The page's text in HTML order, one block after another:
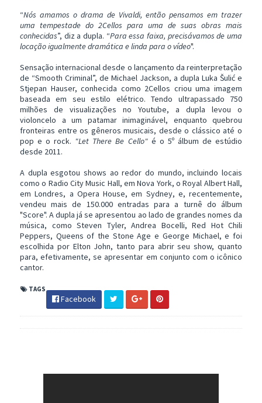
“Nós amamos o drama de Vivaldi, então pensamos em trazer
uma tempestade do 2Cellos para uma de suas obras mais
conhecidas”, diz a dupla. “Para essa faixa, precisávamos de uma
locação igualmente dramática e linda para o vídeo".
Sensação internacional desde o lançamento da reinterpretação
de “Smooth Criminal”, de Michael Jackson, a dupla Luka Šulić e
Stjepan Hauser, conhecida como 2Cellos criou uma imagem
baseada em seu estilo elétrico. Tendo ultrapassado 750
milhões de visualizações no Youtube, a dupla levou o
violoncelo a um patamar inimaginável, enquanto quebrou
fronteiras entre os gêneros musicais, desde o clássico até o
pop e o rock. "Let There Be Cello"é o 5º álbum de estúdio
desde 2011.
A dupla esgotou shows ao redor do mundo, incluindo locais
como o Radio City Music Hall, em Nova York, o Royal Albert Hall,
em Londres, a Opera House, em Sydney, e, recentemente,
vendeu mais de 150.000 entradas para a turnê do álbum
"Score". A dupla já se apresentou ao lado de grandes nomes da
música, como Steven Tyler, Andrea Bocelli, Red Hot Chili
Peppers, Queens of the Stone Age e George Michael, e foi
escolhida por Elton John, tanto para abrir seu show, quanto
para, efetivamente, se apresentar em conjunto com o icônico
cantor.
TAGS
Facebook